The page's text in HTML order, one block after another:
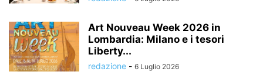
Art Nouveau Week 2026 in
Lombardia: Milano e i tesori
Liberty...
redazione - 6 Luglio 2026